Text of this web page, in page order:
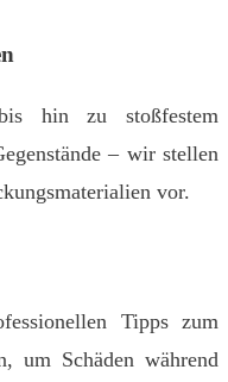
hin zu stoßfestem
– wir stellen
vor.
Tipps zum
um Schäden während